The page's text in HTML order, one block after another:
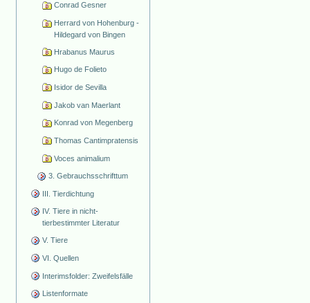
Conrad Gesner
Herrard von Hohenburg -
Hildegard von Bingen
Hrabanus Maurus
Hugo de Folieto
Isidor de Sevilla
Jakob van Maerlant
Konrad von Megenberg
Thomas Cantimpratensis
Voces animalium
3. Gebrauchsschrifttum
III. Tierdichtung
IV. Tiere in nicht-
tierbestimmter Literatur
V. Tiere
VI. Quellen
Interimsfolder: Zweifelsfälle
Listenformate